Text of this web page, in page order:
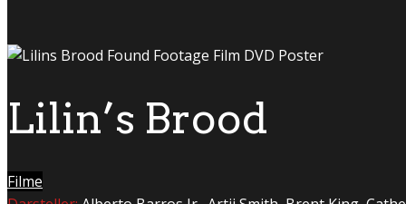
Lilin’s Brood
Filme